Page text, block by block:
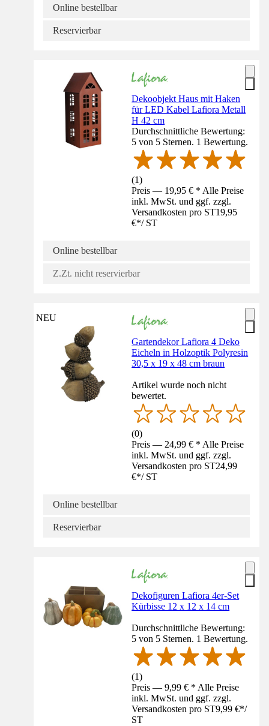
Online bestellbar
Reservierbar
Dekoobjekt Haus mit Haken
für LED Kabel Lafiora Metall
H 42 cm
Durchschnittliche Bewertung:
5 von 5 Sternen. 1 Bewertung.
(1)
Preis — 19,95 € * Alle Preise
inkl. MwSt. und ggf. zzgl.
Versandkosten pro ST19,95
€*/ ST
Online bestellbar
Z.Zt. nicht reservierbar
NEU
Gartendekor Lafiora 4 Deko
Eicheln in Holzoptik Polyresin
30,5 x 19 x 48 cm braun
Artikel wurde noch nicht
bewertet.
(0)
Preis — 24,99 € * Alle Preise
inkl. MwSt. und ggf. zzgl.
Versandkosten pro ST24,99
€*/ ST
Online bestellbar
Reservierbar
Dekofiguren Lafiora 4er-Set
Kürbisse 12 x 12 x 14 cm
Durchschnittliche Bewertung:
5 von 5 Sternen. 1 Bewertung.
(1)
Preis — 9,99 € * Alle Preise
inkl. MwSt. und ggf. zzgl.
Versandkosten pro ST9,99 €*/
ST